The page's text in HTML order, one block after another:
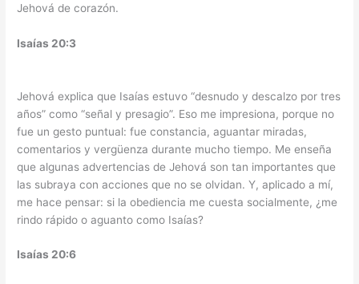
Jehová de corazón.
Isaías 20:3
Jehová explica que Isaías estuvo “desnudo y descalzo por tres
años” como “señal y presagio”. Eso me impresiona, porque no
fue un gesto puntual: fue constancia, aguantar miradas,
comentarios y vergüenza durante mucho tiempo. Me enseña
que algunas advertencias de Jehová son tan importantes que
las subraya con acciones que no se olvidan. Y, aplicado a mí,
me hace pensar: si la obediencia me cuesta socialmente, ¿me
rindo rápido o aguanto como Isaías?
Isaías 20:6